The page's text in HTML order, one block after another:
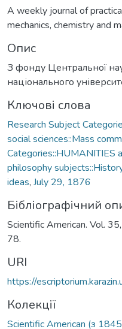
A weekly journal of
mechanics, chemistry and
Опис
З фонду Центральної
національного
Ключові слова
Research Subject
social sciences::Mass
Categories::HUMANITIES
philosophy
ideas, July 29, 1876
Бібліографічний
Scientific American. Vol.
78.
URI
https://
Колекції
Scientific American (з